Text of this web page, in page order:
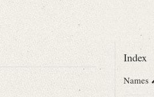
Index
Names